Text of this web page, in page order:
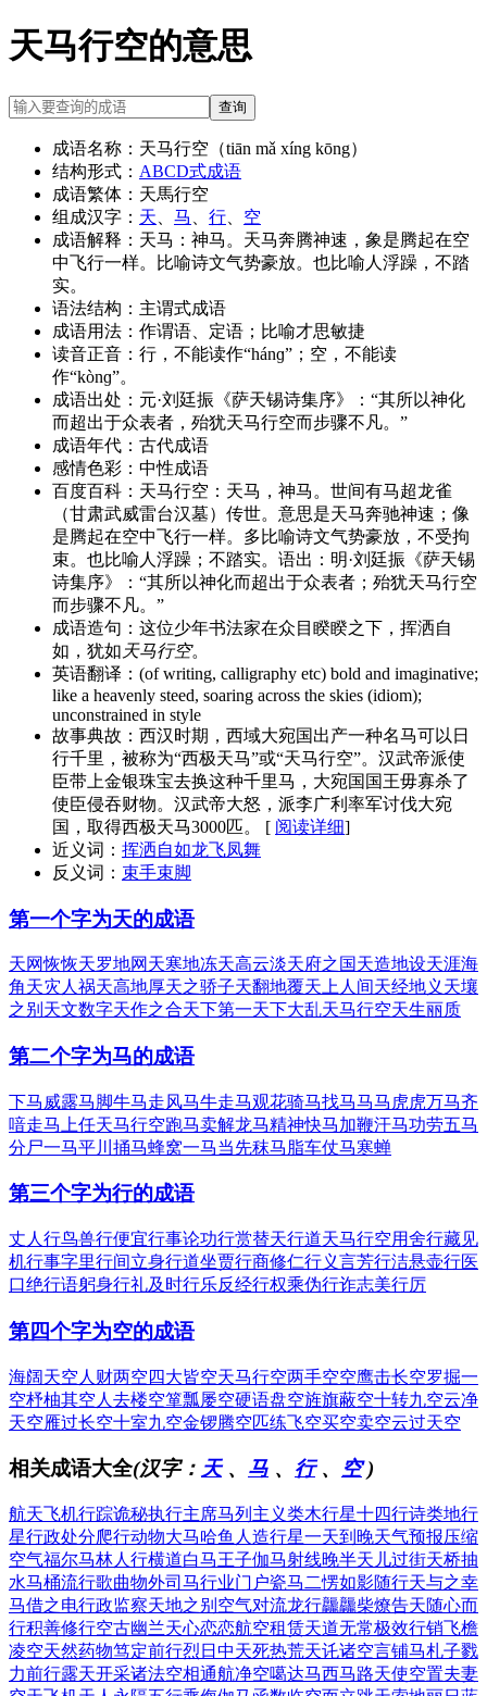
天马行空的意思
查询
成语名称： 天马行空（tiān mǎ xíng kōng）
结构形式： ABCD式成语
成语繁体： 天馬行空
组成汉字： 天 马 行
空
成语解释： 天马：神马。天马奔腾神速，象是腾起在空
中飞行一样。比喻诗文气势豪放。也比喻人浮躁，不踏
实。
语法结构： 主谓式成语
成语用法： 作谓语、定语；比喻才思敏捷
读音正音： 行，不能读作“hánɡ”；空，不能读
作“kònɡ”。
成语出处： 元·刘廷振《萨天锡诗集序》：“其所以神化
而超出于众表者，殆犹天马行空而步骤不凡。”
成语年代： 古代成语
感情色彩： 中性成语
百度百科： 天马行空：天马，神马。世间有马超龙雀
（甘肃武威雷台汉墓）传世。意思是天马奔驰神速；像
是腾起在空中飞行一样。多比喻诗文气势豪放，不受拘
束。也比喻人浮躁；不踏实。语出：明·刘廷振《萨天锡
诗集序》：“其所以神化而超出于众表者；殆犹天马行空
而步骤不凡。”
成语造句： 这位少年书法家在众目睽睽之下，挥洒自
如，犹如 天马行空。
英语翻译： (of writing, calligraphy etc) bold and imaginative;
like a heavenly steed, soaring across the skies (idiom);
unconstrained in style
故事典故： 西汉时期，西域大宛国出产一种名马可以日
行千里，被称为“西极天马”或“天马行空”。汉武帝派使
臣带上金银珠宝去换这种千里马，大宛国国王毋寡杀了
使臣侵吞财物。汉武帝大怒，派李广利率军讨伐大宛
国，取得西极天马3000匹。 [ 阅读详细]
近义词： 挥洒自如龙飞凤舞
反义词： 束手束脚
第一个字为天的成语
天网恢恢天罗地网 天寒地冻天高云淡天府之国天造地设天涯海
角天灾人祸天高地厚天之骄子天翻地覆天上人间天经地义 天壤
之别 天文数字天作之合天下第一天下大乱天马行空天生丽质
第二个字为马的成语
下马威露马脚牛马走风马牛走马观花骑马找马马马虎虎万马齐
喑走马上任天马行空跑马卖解龙马精神快马加鞭汗马功劳五马
分尸一马平川 捅马蜂窝一马当先秣马脂车仗马寒蝉
第三个字为行的成语
丈人行鸟兽行便宜行事论功行赏替天行道天马行空用舍行藏见
机行事字里行间立身行道坐贾行商修仁行义言芳行洁悬壶行医
口绝行语躬身行礼及时行乐反经行权乘伪行诈志美行厉
第四个字为空的成语
海阔天空 人财两空 四大皆空天马行空两手空空鹰击长空罗掘一
空杼柚其空 人去楼空箪瓢屡空硬语盘空旌旗蔽空十转九空云净
天空雁过长空十室九空金锣腾空匹练飞空买空卖空云过天空
相关成语大全(汉字： 天、 马 、 行、 空)
航天飞机行踪诡秘执行主席马列主义类木行星十四行诗类地行
星行政处分爬行动物大马哈鱼 人造行星一天到晚天气预报压缩
空气福尔马林人行横道白马王子伽马射线晚半天儿过街天桥抽
水马桶流行歌曲物外司马行业门户瓷马二愣如影随行天与之幸
马借之电行政监察天地之别 空气对流龙行龘龘柴燎告天随心而
行积善修行空古幽兰天心恋恋航空租赁天道无常极效行销飞檐
凌空天然药物笃定前行烈日中天死热荒天讬诸空言铺马札子戮
力前行露天开采诸法空相通航净空噶达马西马路天使空置夫妻